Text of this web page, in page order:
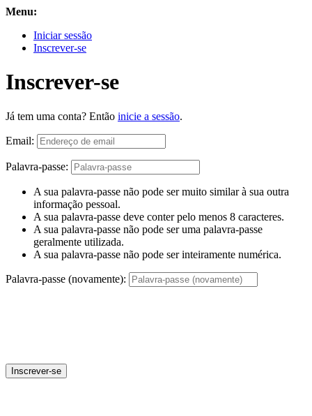
Menu:
Iniciar sessão
Inscrever-se
Inscrever-se
Já tem uma conta? Então inicie a sessão.
Email:
Palavra-passe:
A sua palavra-passe não pode ser muito similar à sua outra
informação pessoal.
A sua palavra-passe deve conter pelo menos 8 caracteres.
A sua palavra-passe não pode ser uma palavra-passe
geralmente utilizada.
A sua palavra-passe não pode ser inteiramente numérica.
Palavra-passe (novamente):
Inscrever-se